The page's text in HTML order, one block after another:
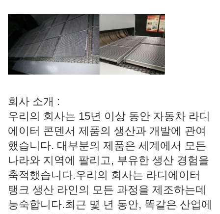
회사 소개 :
우리의 회사는 15년 이상 동안 자동차 라디
에이터 콘덴서 제품의 생산과 개발에 관여
했습니다. 대부분의 제품은 세계에서 모든
나라와 지역에 팔리고, 부유한 생산 경험을
축적했습니다.우리의 회사는 라디에이터
탱크 생산 라인의 모든 과정을 제조하는데
능숙합니다.최근 몇 년 동안, 똑같은 산업에